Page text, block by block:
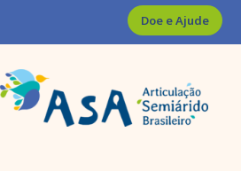
Doe e Ajude